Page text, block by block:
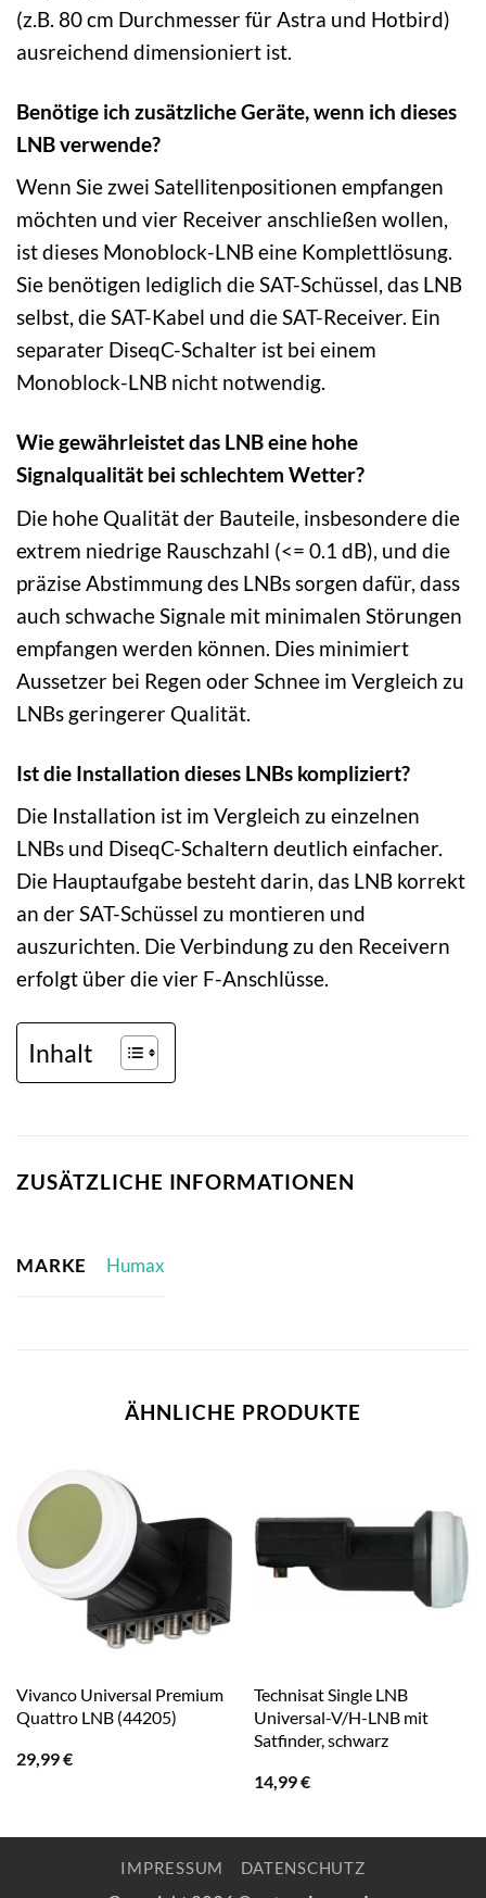
(z.B. 80 cm Durchmesser für Astra und Hotbird)
ausreichend dimensioniert ist.
Benötige ich zusätzliche Geräte, wenn ich dieses
LNB verwende?
Wenn Sie zwei Satellitenpositionen empfangen
möchten und vier Receiver anschließen wollen,
ist dieses Monoblock-LNB eine Komplettlösung.
Sie benötigen lediglich die SAT-Schüssel, das LNB
selbst, die SAT-Kabel und die SAT-Receiver. Ein
separater DiseqC-Schalter ist bei einem
Monoblock-LNB nicht notwendig.
Wie gewährleistet das LNB eine hohe
Signalqualität bei schlechtem Wetter?
Die hohe Qualität der Bauteile, insbesondere die
extrem niedrige Rauschzahl (<= 0.1 dB), und die
präzise Abstimmung des LNBs sorgen dafür, dass
auch schwache Signale mit minimalen Störungen
empfangen werden können. Dies minimiert
Aussetzer bei Regen oder Schnee im Vergleich zu
LNBs geringerer Qualität.
Ist die Installation dieses LNBs kompliziert?
Die Installation ist im Vergleich zu einzelnen
LNBs und DiseqC-Schaltern deutlich einfacher.
Die Hauptaufgabe besteht darin, das LNB korrekt
an der SAT-Schüssel zu montieren und
auszurichten. Die Verbindung zu den Receivern
erfolgt über die vier F-Anschlüsse.
Inhalt
ZUSÄTZLICHE INFORMATIONEN
MARKE Humax
ÄHNLICHE PRODUKTE
Vivanco Universal Premium
Quattro LNB (44205)
29,99€
Technisat Single LNB
Universal-V/H-LNB mit
Satfinder, schwarz
14,99€
IMPRESSUM DATENSCHUTZ